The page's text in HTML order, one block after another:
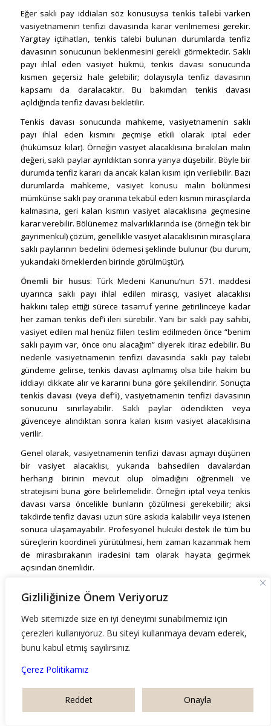
Gizliliğinize Önem Veriyoruz
Web sitemizde size en iyi deneyimi sunabilmemiz için
çerezleri kullanıyoruz. Bu siteyi kullanmaya devam ederek,
bunu kabul etmiş sayılırsınız.
Çerez Politikamız
Reddet Onayla
Eğer saklı pay iddiaları söz konusuysa tenkis talebi varken
vasiyetnamenin tenfizi davasında karar verilmemesi gerekir.
Yargıtay içtihatları, tenkis talebi bulunan durumlarda tenfiz
davasının sonucunun beklenmesini gerekli görmektedir. Saklı
payı ihlal eden vasiyet hükmü, tenkis davası sonucunda
kısmen geçersiz hale gelebilir; dolayısıyla tenfiz davasının
kapsamı da daralacaktır. Bu bakımdan tenkis davası
açıldığında tenfiz davası bekletilir.
Tenkis davası sonucunda mahkeme, vasiyetnamenin saklı
payı ihlal eden kısmını geçmişe etkili olarak iptal eder
(hükümsüz kılar). Örneğin vasiyet alacaklısına bırakılan malın
değeri, saklı paylar ayrıldıktan sonra yarıya düşebilir. Böyle bir
durumda tenfiz kararı da ancak kalan kısım için verilebilir. Bazı
durumlarda mahkeme, vasiyet konusu malın bölünmesi
mümkünse saklı pay oranına tekabül eden kısmın mirasçılarda
kalmasına, geri kalan kısmın vasiyet alacaklısına geçmesine
karar verebilir. Bölünemez malvarlıklarında ise (örneğin tek bir
gayrimenkul) çözüm, genellikle vasiyet alacaklısının mirasçılara
saklı paylarının bedelini ödemesi şeklinde bulunur (bu durum,
yukarıdaki örneklerden birinde görülmüştür).
Önemli bir husus: Türk Medeni Kanunu’nun 571. maddesi
uyarınca saklı payı ihlal edilen mirasçı, vasiyet alacaklısı
hakkını talep ettiği sürece tasarruf yerine getirilinceye kadar
her zaman tenkis def’i ileri sürebilir. Yani bir saklı pay sahibi,
vasiyet edilen mal henüz fiilen teslim edilmeden önce “benim
saklı payım var, önce onu alacağım” diyerek itiraz edebilir. Bu
nedenle vasiyetnamenin tenfizi davasında saklı pay talebi
gündeme gelirse, tenkis davası açılmamış olsa bile hakim bu
iddiayı dikkate alır ve kararını buna göre şekillendirir. Sonuçta
tenkis davası (veya def’i), vasiyetnamenin tenfizi davasının
sonucunu sınırlayabilir. Saklı paylar ödendikten veya
güvenceye alındıktan sonra kalan kısım vasiyet alacaklısına
verilir.
Genel olarak, vasiyetnamenin tenfizi davası açmayı düşünen
bir vasiyet alacaklısı, yukarıda bahsedilen davalardan
herhangi birinin mevcut olup olmadığını öğrenmeli ve
stratejisini buna göre belirlemelidir. Örneğin iptal veya tenkis
davası varsa öncelikle bunların çözülmesi gerekebilir; aksi
takdirde tenfiz davası uzun süre askıda kalabilir veya istenen
sonuca ulaşamayabilir. Profesyonel hukuki destek ile tüm bu
süreçlerin koordineli yürütülmesi, hem zaman kazanmak hem
de mirasbırakanın iradesini tam olarak hayata geçirmek
açısından önemlidir.
SONUÇ
Vasiyetnamenin tenfizi davası, mirasbırakanın son
arzularının hukuki zeminde gerçeğe dönüştürülmesi için kritik
bir mekanizmadır. Bu dava sayesinde vasiyetnamede
belirtilen malvarlığı dağılımı resmî bir kararla hayata geçirilir ve
görüldüğü üzere süreç, tek başına ilerleyen basit bir işlem
olmayıp vasiyetnamenin iptali, tenkis, miras paylaşımı gibi pek